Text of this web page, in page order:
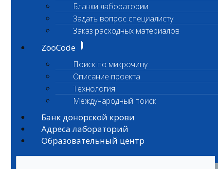
Бланки лаборатории
Задать вопрос специалисту
Заказ расходных материалов
ZooCode
Поиск по микрочипу
Описание проекта
Технология
Международный поиск
Банк донорской крови
Адреса лабораторий
Образовательный центр